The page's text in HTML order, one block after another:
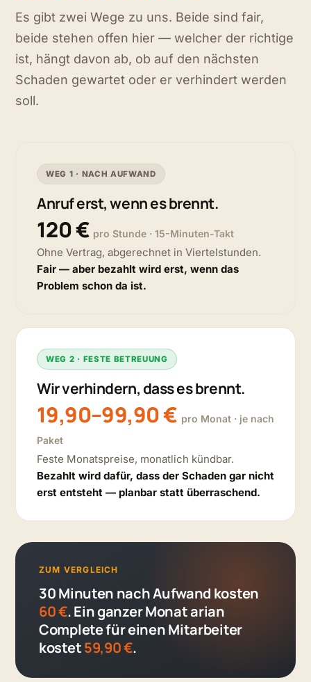
Es gibt zwei Wege zu uns. Beide sind fair,
beide stehen offen hier — welcher der richtige
ist, hängt davon ab, ob auf den nächsten
Schaden gewartet oder er verhindert werden
soll.
WEG 1 · NACH AUFWAND
Anruf erst, wenn es brennt.
120 € pro Stunde · 15-Minuten-Takt
Ohne Vertrag, abgerechnet in Viertelstunden.
Fair — aber bezahlt wird erst, wenn das
Problem schon da ist.
WEG 2 · FESTE BETREUUNG
Wir verhindern, dass es brennt.
19,90–99,90 € pro Monat · je nach
Paket
Feste Monatspreise, monatlich kündbar.
Bezahlt wird dafür, dass der Schaden gar nicht
erst entsteht — planbar statt überraschend.
ZUM VERGLEICH
30 Minuten nach Aufwand kosten
60 €. Ein ganzer Monat arian
Complete für einen Mitarbeiter
kostet59,90 €.